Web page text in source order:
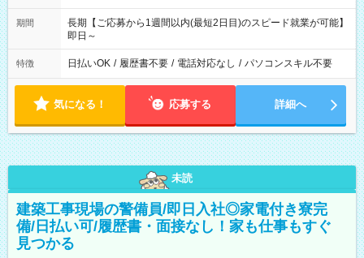
期間
長期【ご応募から1週間以内(最短2日目)のスピード就業が可能】
即日～
特徴 日払いOK / 履歴書不要 / 電話対応なし / パソコンスキル不要
気になる！ 応募する 詳細へ
未読
建築工事現場の警備員/即日入社◎家電付き寮完
備/日払い可/履歴書・面接なし！家も仕事もすぐ
見つかる